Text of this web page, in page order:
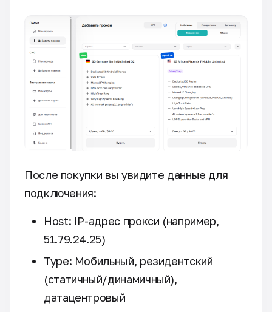
После покупки вы увидите данные для
подключения:
Host: IP-адрес прокси (например,
51.79.24.25)
Type: Мобильный, резидентский
(статичный/динамичный),
датацентровый